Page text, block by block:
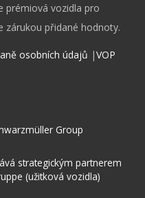
prémiová vozidla pro
zárukou přidané hodnoty.
osobních údajů |VOP
Group
strategickým partnerem
(užitková vozidla)